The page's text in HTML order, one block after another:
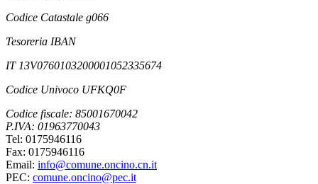
Codice Catastale g066
Tesoreria IBAN
IT 13V0760103200001052335674
Codice Univoco UFKQ0F
Codice fiscale: 85001670042
P.IVA: 01963770043
Tel: 0175946116
Fax: 0175946116
Email: info@comune.oncino.cn.it
PEC: comune.oncino@pec.it